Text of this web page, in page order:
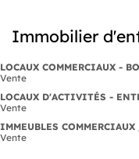
Immobilier
LOCAUX COMMERCIAUX -
Vente
LOCAUX D'ACTIVITÉS -
Vente
IMMEUBLES
Vente